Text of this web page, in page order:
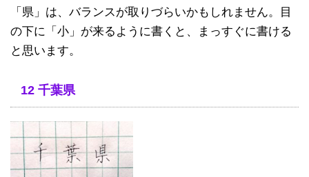
「県」は、バランスが取りづらいかもしれません。目
の下に「小」が来るように書くと、まっすぐに書ける
と思います。
12 千葉県